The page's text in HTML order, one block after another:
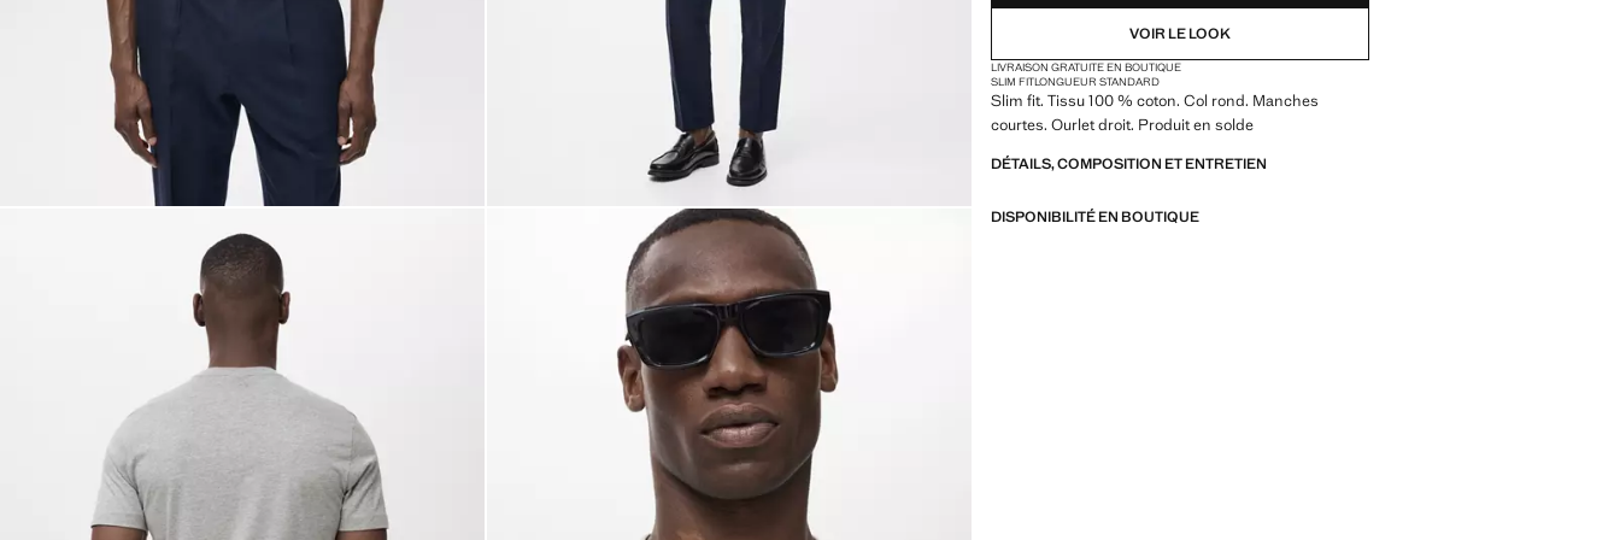
VOIR LE LOOK
LIVRAISON GRATUITE EN BOUTIQUE
SLIM FITLONGUEUR STANDARD
Slim fit. Tissu 100 % coton. Col rond. Manches
courtes. Ourlet droit. Produit en solde
DÉTAILS, COMPOSITION ET ENTRETIEN
DISPONIBILITÉ EN BOUTIQUE